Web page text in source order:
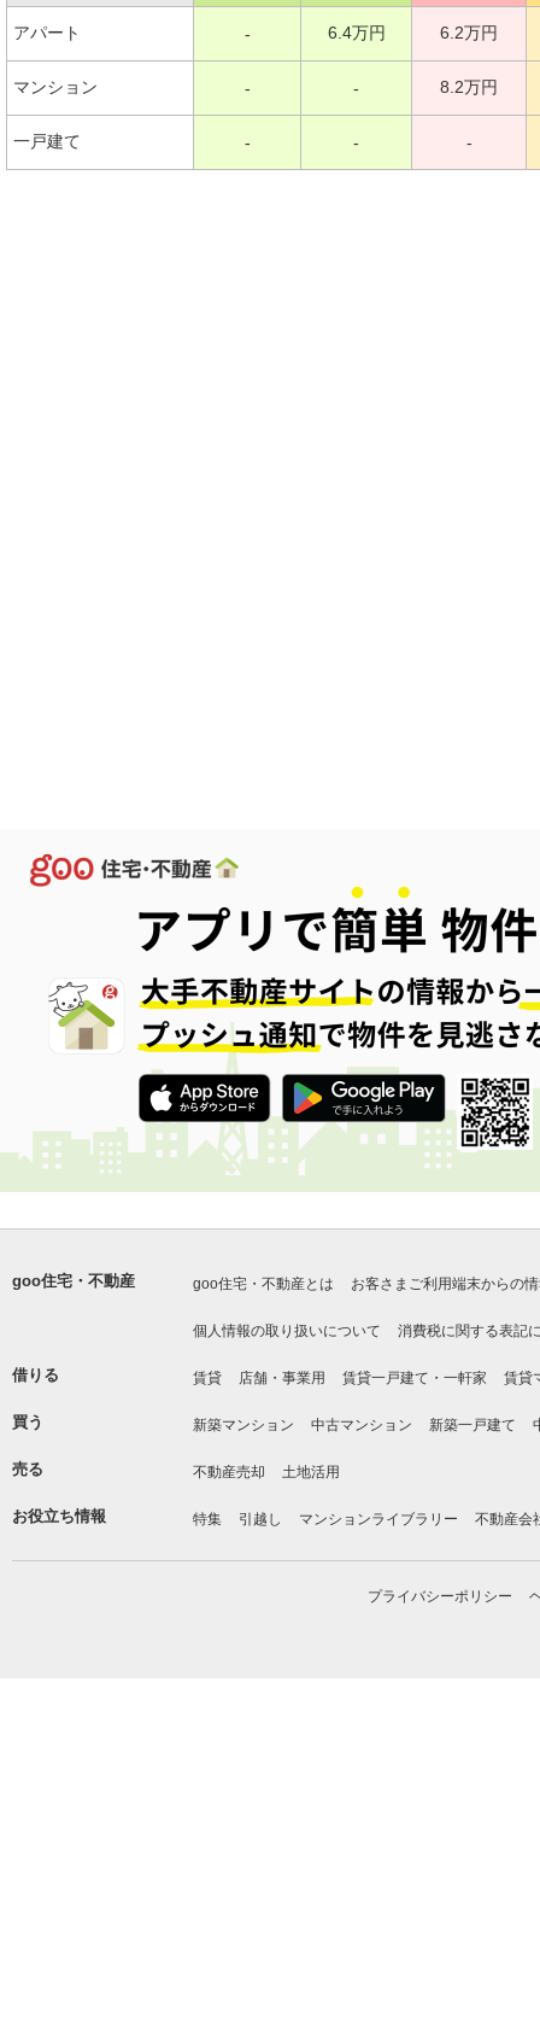
アパート - 6.4万円 6.2万円
マンション - - 8.2万円
一戸建て - - -
goo住宅・不動産 goo住宅・不動産とは お客さまご利用端末からの
個人情報の取り扱いについて 消費税に関する表記
借りる 賃貸 店舗・事業用 賃貸一戸建て・一軒家 賃貸
買う 新築マンション 中古マンション 新築一戸建て
売る 不動産売却 土地活用
お役立ち情報 特集 引越し マンションライブラリー 不動産会
プライバシーポリシー